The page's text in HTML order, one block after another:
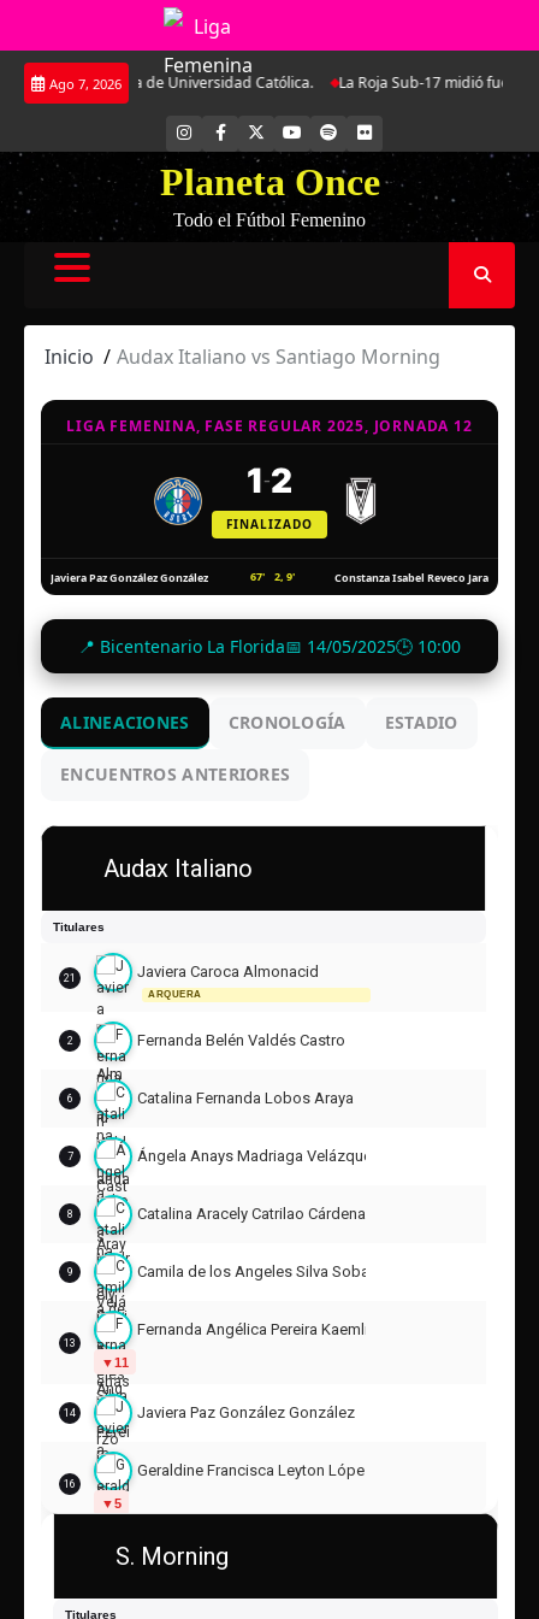
Saltar
Ago 7, 2026
la delantera de Universidad Católica. La Roja Sub-17 midió fuerzas
INSTAGRAM
FACEBOOK YOUTUBE
SPOTIFYFLICKR
Planeta Once
Todo el Fútbol Femenino
Inicio Audax Italiano vs Santiago Morning
LIGA FEMENINA, FASE REGULAR 2025, JORNADA 12
1-2
FINALIZADO
Javiera Paz González González 67' 2, 9' Constanza Isabel Reveco Jara
📍 Bicentenario La Florida📅 14/05/2025🕒 10:00
ALINEACIONES CRONOLOGÍA ESTADIO
ENCUENTROS ANTERIORES
Audax Italiano
Titulares
21 Javiera Caroca Almonacid
ARQUERA
2 Fernanda Belén Valdés Castro
6 Catalina Fernanda Lobos Araya
7 Ángela Anays Madriaga Velázquez
8 Catalina Aracely Catrilao Cárdenas
9 Camila de los Angeles Silva Sobarzo
13
Fernanda Angélica Pereira Kaemling
11
14 Javiera Paz González González
16
Geraldine Francisca Leyton López
5
Catalina Belén Fuentes Villa
S. Morning
Titulares